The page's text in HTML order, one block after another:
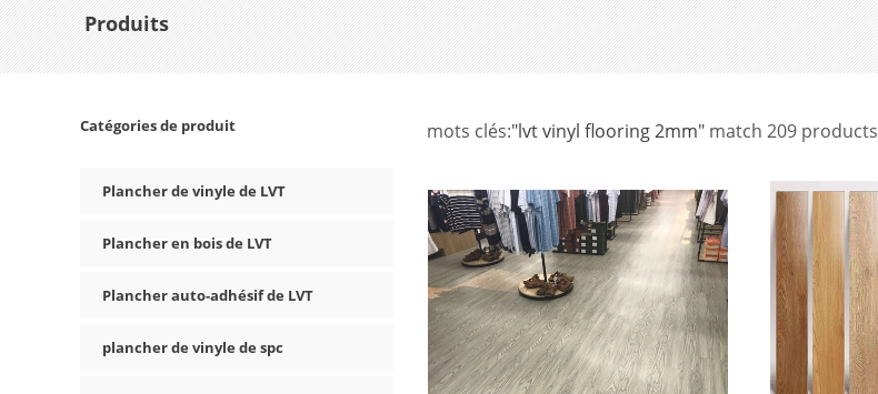
Produits
Catégories de produit
Plancher de vinyle de LVT
Plancher en bois de LVT
Plancher auto-adhésif de LVT
plancher de vinyle de spc
mots clés:"lvt vinyl flooring 2mm" match 209 products